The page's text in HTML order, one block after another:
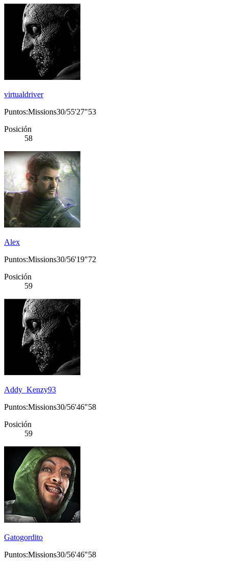
virtualdriver
Puntos:Missions30/55'27"53
Posición
58
Alex
Puntos:Missions30/56'19"72
Posición
59
Addy_Kenzy93
Puntos:Missions30/56'46"58
Posición
59
Gatogordito
Puntos:Missions30/56'46"58